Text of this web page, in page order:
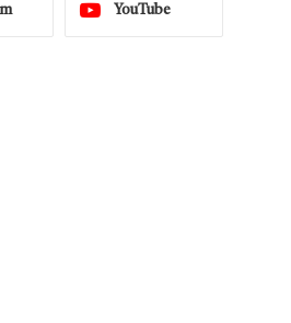
YouTube